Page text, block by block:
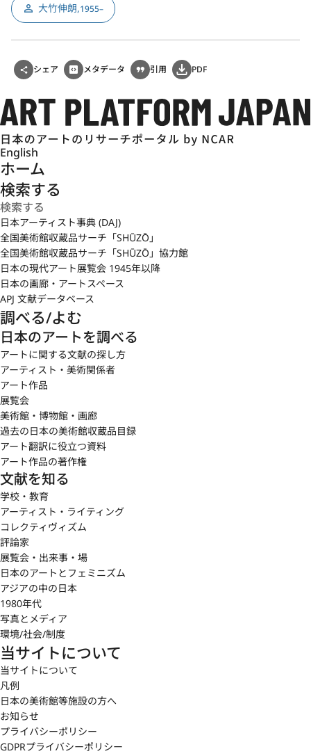
大竹伸朗,1955–
シェア メタデータ 引用 PDF
English
ホーム
検索する
日本アーティスト事典 (DAJ)
全国美術館収蔵品サーチ「SHŪZŌ」
全国美術館収蔵品サーチ「SHŪZŌ」協力館
日本の現代アート展覧会 1945年以降
日本の画廊・アートスペース
APJ 文献データベース
調べる/よむ
日本のアートを調べる
アートに関する文献の探し方
アーティスト・美術関係者
アート作品
展覧会
美術館・博物館・画廊
過去の日本の美術館収蔵品目録
アート翻訳に役立つ資料
アート作品の著作権
文献を知る
学校・教育
アーティスト・ライティング
コレクティヴィズム
評論家
展覧会・出来事・場
日本のアートとフェミニズム
アジアの中の日本
1980年代
写真とメディア
環境/社会/制度
当サイトについて
当サイトについて
凡例
日本の美術館等施設の方へ
お知らせ
プライバシーポリシー
GDPRプライバシーポリシー